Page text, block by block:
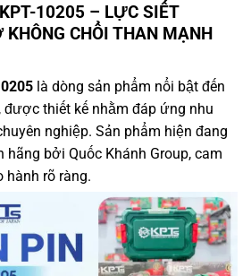
10205 – LỰC SIẾT
CHỔI THAN MẠNH
là dòng sản phẩm nổi bật đến
, được thiết kế nhằm đáp ứng nhu
nghiệp. Sản phẩm hiện đang
hãng bởi Quốc Khánh Group, cam
hành rõ ràng.